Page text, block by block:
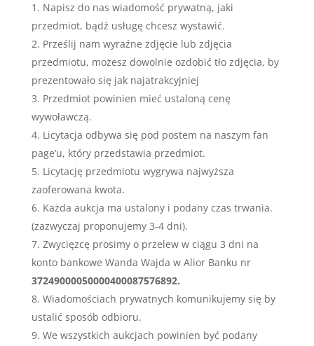
Napisz do nas wiadomość prywatną, jaki
przedmiot, bądź usługę chcesz wystawić.
Prześlij nam wyraźne zdjęcie lub zdjęcia
przedmiotu, możesz dowolnie ozdobić tło zdjęcia, by
prezentowało się jak najatrakcyjniej
Przedmiot powinien mieć ustaloną cenę
wywoławczą.
Licytacja odbywa się pod postem na naszym fan
page’u, który przedstawia przedmiot.
Licytację przedmiotu wygrywa najwyższa
zaoferowana kwota.
Każda aukcja ma ustalony i podany czas trwania.
(zazwyczaj proponujemy 3-4 dni).
Zwycięzcę prosimy o przelew w ciągu 3 dni na
konto bankowe Wanda Wajda w Alior Banku nr
37249000050000400087576892.
Wiadomościach prywatnych komunikujemy się by
ustalić sposób odbioru.
We wszystkich aukcjach powinien być podany